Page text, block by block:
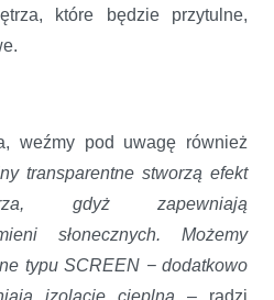
które będzie przytulne,
weźmy pod uwagę również
transparentne stworzą efekt
gdyż zapewniają
słonecznych. Możemy
typu SCREEN − dodatkowo
izolację cieplną – radzi